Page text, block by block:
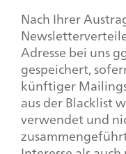
Nach Ihrer
Adresse bei uns
gespeichert,
künftiger
aus der Blacklist
verwendet und